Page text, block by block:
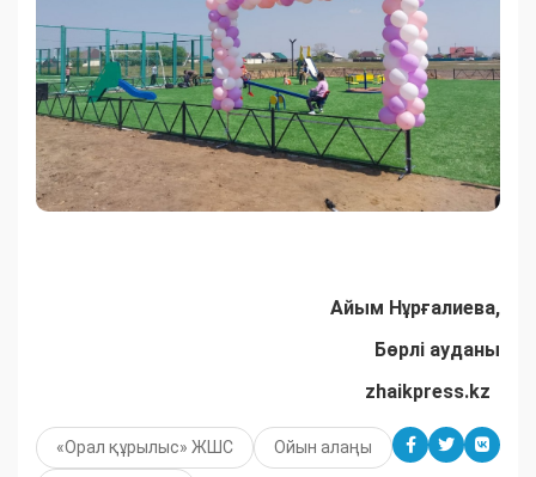
Айым Нұрғалиева,
Бөрлі ауданы
zhaikpress.kz
«Орал құрылыс» ЖШС Ойын алаңы